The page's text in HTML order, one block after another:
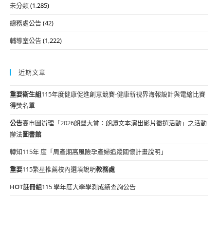
未分類(1,285)
總務處公告(42)
輔導室公告(1,222)
近期文章
重要衛生組115年度健康促進創意競賽-健康新視界海報設計與電繪比賽
得獎名單
公告高市圖辦理「2026朗聲大賞：朗讀文本演出影片徵選活動」之活動
辦法圖書館
轉知115年 度「周產期高風險孕產婦追蹤關懷計畫說明」
重要115繁星推薦校內選填說明教務處
HOT註冊組115 學年度大學學測成績查詢公告